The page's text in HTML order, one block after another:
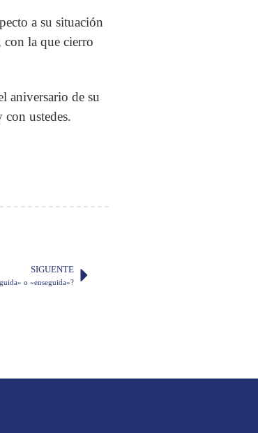
a su situación
con la que cierro
aniversario de su
ustedes.
SIGUENTE
o «enseguida»?